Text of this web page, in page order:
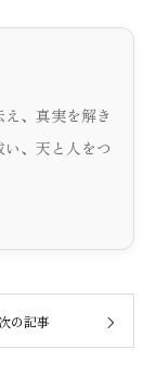
え、真実を解き
、天と人をつ
次の記事